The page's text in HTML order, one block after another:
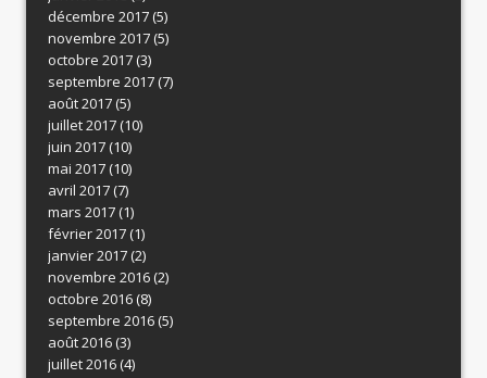
décembre 2017(5)
novembre 2017(5)
octobre 2017(3)
septembre 2017(7)
août 2017(5)
juillet 2017(10)
juin 2017(10)
mai 2017(10)
avril 2017(7)
mars 2017(1)
février 2017(1)
janvier 2017(2)
novembre 2016(2)
octobre 2016(8)
septembre 2016(5)
août 2016(3)
juillet 2016(4)